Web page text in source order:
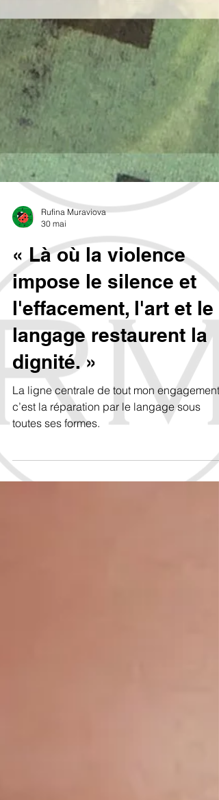
Rufina Muraviova
« Là où la violence
impose le silence et
l'effacement, l'art et le
langage restaurent la
dignité. »
toutes ses formes.